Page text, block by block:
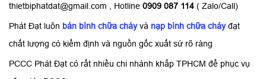
thietbiphatdat@gmail.com , Hotline 0909 087 114 ( Zalo/Call)
Phát Đạt luôn bán bình chữa cháyvà nạp bình chữa cháyđạt
chất lượng có kiểm định và nguồn gốc xuất sứ rõ ràng
PCCC Phát Đạt có rất nhiều chi nhánh khắp TPHCM để phục vụ